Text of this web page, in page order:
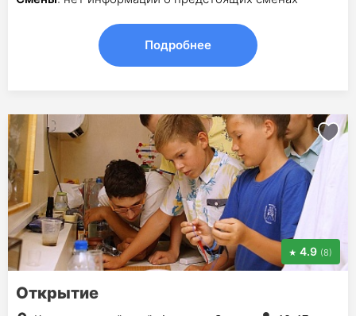
Подробнее
4.9 (8)
Открытие